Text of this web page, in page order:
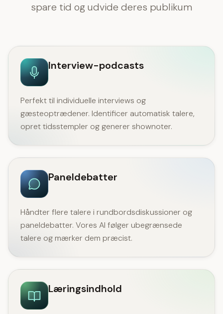
spare tid og udvide deres publikum
Interview-podcasts
Perfekt til individuelle interviews og
gæsteoptrædener. Identificer automatisk talere,
opret tidsstempler og generer shownoter.
Paneldebatter
Håndter flere talere i rundbordsdiskussioner og
paneldebatter. Vores AI følger ubegrænsede
talere og mærker dem præcist.
Læringsindhold